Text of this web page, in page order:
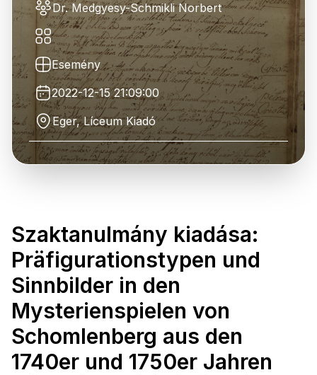
Dr. Medgyesy-Schmikli Norbert
Esemény
2022-12-15 21:09:00
Eger, Líceum Kiadó
Szaktanulmány kiadása:
Präfigurationstypen und
Sinnbilder in den
Mysterienspielen von
Schomlenberg aus den
1740er und 1750er Jahren